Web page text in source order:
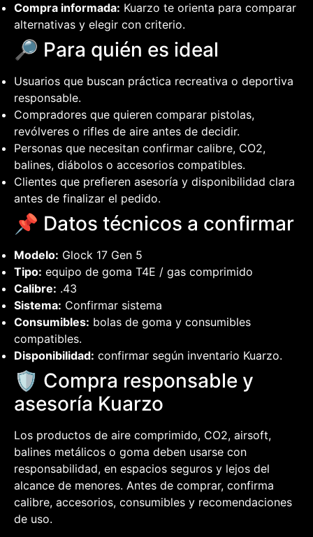
Compra informada: Kuarzo te orienta para comparar
alternativas y elegir con criterio.
🔎 Para quién es ideal
Usuarios que buscan práctica recreativa o deportiva
responsable.
Compradores que quieren comparar pistolas,
revólveres o rifles de aire antes de decidir.
Personas que necesitan confirmar calibre, CO2,
balines, diábolos o accesorios compatibles.
Clientes que prefieren asesoría y disponibilidad clara
antes de finalizar el pedido.
📌 Datos técnicos a confirmar
Modelo: Glock 17 Gen 5
Tipo: equipo de goma T4E / gas comprimido
Calibre: .43
Sistema: Confirmar sistema
Consumibles: bolas de goma y consumibles
compatibles.
Disponibilidad: confirmar según inventario Kuarzo.
🛡️ Compra responsable y
asesoría Kuarzo
Los productos de aire comprimido, CO2, airsoft,
balines metálicos o goma deben usarse con
responsabilidad, en espacios seguros y lejos del
alcance de menores. Antes de comprar, confirma
calibre, accesorios, consumibles y recomendaciones
de uso.